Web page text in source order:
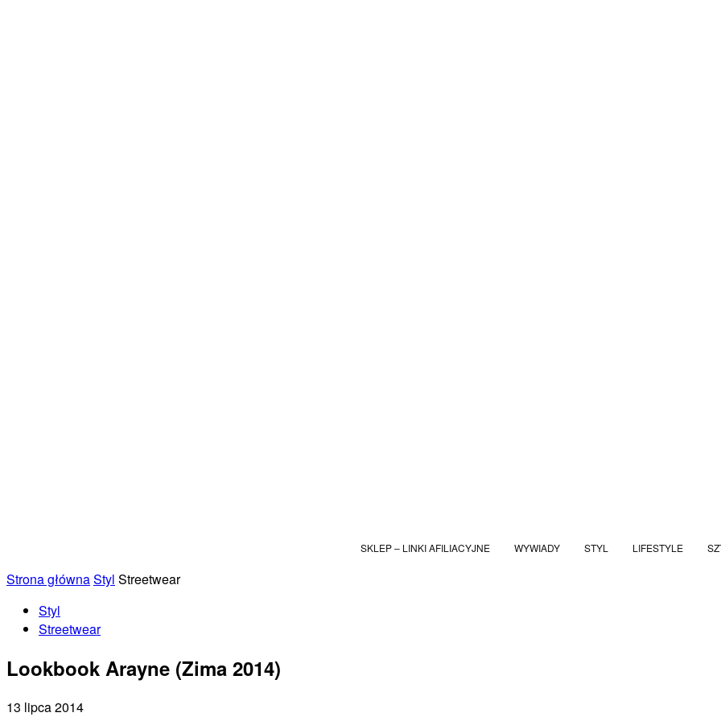
SKLEP – LINKI AFILIACYJNE WYWIADY STYL LIFESTYLE
Strona głównaStyl Streetwear
Styl
Streetwear
Lookbook Arayne (Zima 2014)
13 lipca 2014